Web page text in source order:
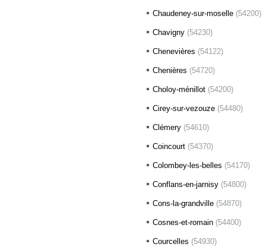
Chaudeney-sur-moselle (54200)
Chavigny (54230)
Chenevières (54122)
Chenières (54720)
Choloy-ménillot (54200)
Cirey-sur-vezouze (54480)
Clémery (54610)
Coincourt (54370)
Colombey-les-belles (54170)
Conflans-en-jarnisy (54800)
Cons-la-grandville (54870)
Cosnes-et-romain (54400)
Courcelles (54930)